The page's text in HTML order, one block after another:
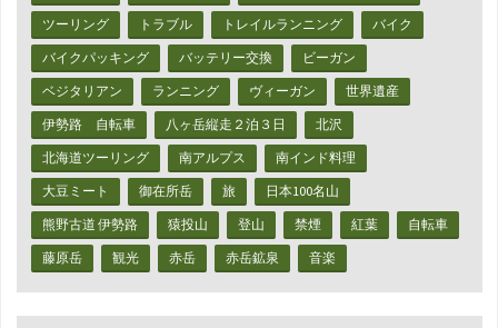
ク
ン
タ
ナ
に
買
ツーリング
トラブル トレイルランニング
バイク
バイクパッキング
バッテリー交換
ビーガン
ベジタリアン
ランニング ヴィーガン
世界遺産
伊勢路 自転車
八ヶ岳縦走２泊３日
北沢
北海道ツーリング
南アルプス
南インド料理
大豆ミート
御在所岳 旅
日本100名山
熊野古道 伊勢路
猿投山 登山 禁煙 紅葉
自転車
藤原岳
観光 赤岳 赤岳鉱泉 音楽